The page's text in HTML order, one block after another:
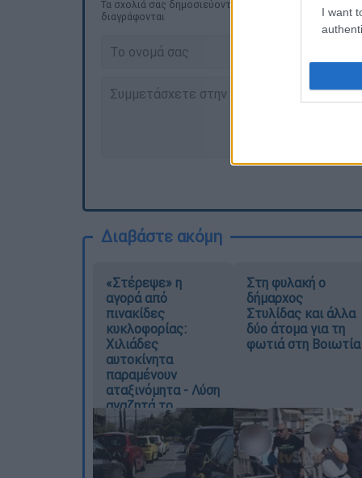
I want
Τα σχολιά σας δημοσιεύονται άμεσα με δική σας
διαγράφονται
Διαβάστε ακόμη
«Στέρεψε» η
αγορά από
πινακίδες
κυκλοφορίας:
Χιλιάδες
αυτοκίνητα
παραμένουν
αταξινόμητα - Λύση
αναζητά το
υπουργείο
Στη φυλακή ο
δήμαρχος
Στυλίδας και άλλα
δύο άτομα για τη
φωτιά στη Βοιωτία